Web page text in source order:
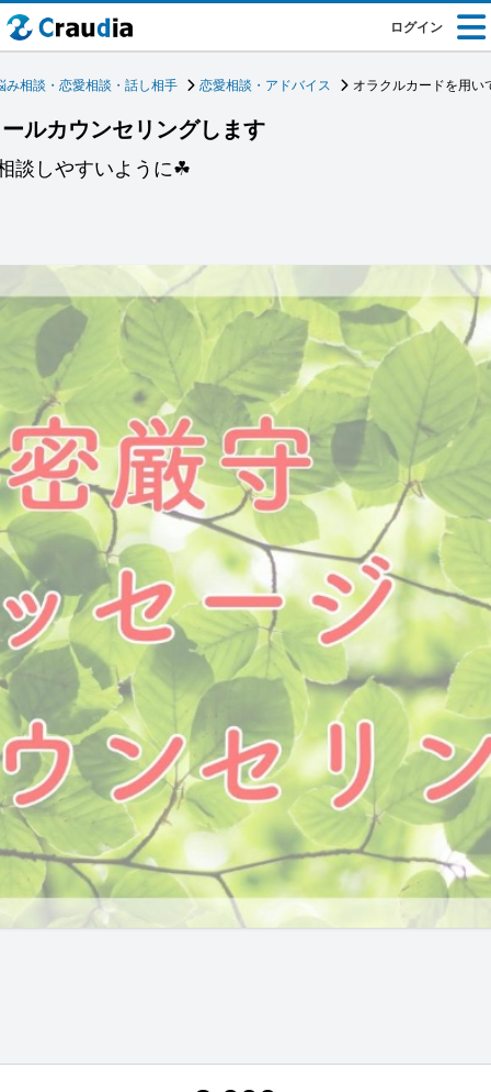
ログイン
み相談・恋愛相談・話し相手 恋愛相談・アドバイス オラクルカードを用い
ルカウンセリングします
談しやすいように☘